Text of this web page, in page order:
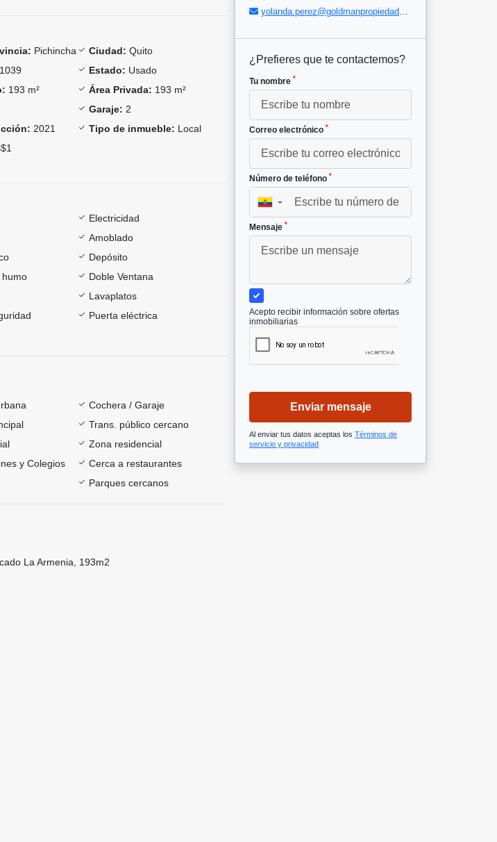
Pichincha Ciudad: Quito
Estado: Usado
193 m² Área Privada: 193 m²
Garaje: 2
2021 Tipo de inmueble: Local
Electricidad
Amoblado
Depósito
humo
Doble Ventana
Lavaplatos
Puerta eléctrica
Cochera / Garaje
Trans. público cercano
Zona residencial
y Colegios
Cerca a restaurantes
Parques cercanos
La Armenia, 193m2
yolanda.perez@goldmanpropiedades.com
¿Prefieres que te contactemos?
Tu nombre *
Correo electrónico *
Número de teléfono *
▼
Mensaje *
Acepto recibir información sobre ofertas
inmobiliarias
Enviar mensaje
Al enviar tus datos aceptas los Términos de
servicio y privacidad